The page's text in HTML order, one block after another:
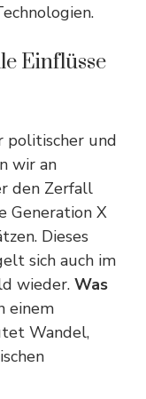
Einflüsse
politischer und
wir an
den Zerfall
Generation X
Dieses
sich auch im
wieder. Was
einem
Wandel,